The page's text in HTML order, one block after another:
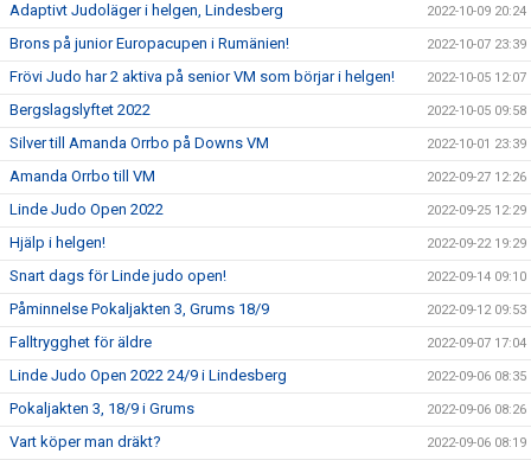
Adaptivt Judoläger i helgen, Lindesberg 2022-10-09 20:24
Brons på junior Europacupen i Rumänien! 2022-10-07 23:39
Frövi Judo har 2 aktiva på senior VM som börjar i helgen! 2022-10-05 12:07
Bergslagslyftet 2022 2022-10-05 09:58
Silver till Amanda Orrbo på Downs VM 2022-10-01 23:39
Amanda Orrbo till VM 2022-09-27 12:26
Linde Judo Open 2022 2022-09-25 12:29
Hjälp i helgen! 2022-09-22 19:29
Snart dags för Linde judo open! 2022-09-14 09:10
Påminnelse Pokaljakten 3, Grums 18/9 2022-09-12 09:53
Falltrygghet för äldre 2022-09-07 17:04
Linde Judo Open 2022 24/9 i Lindesberg 2022-09-06 08:35
Pokaljakten 3, 18/9 i Grums 2022-09-06 08:26
Vart köper man dräkt? 2022-09-06 08:19